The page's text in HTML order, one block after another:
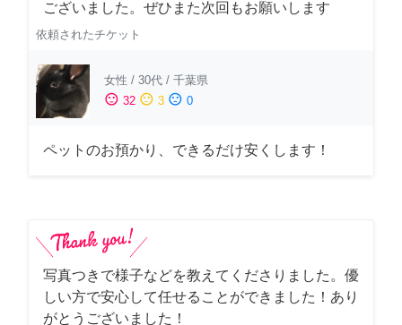
ございました。ぜひまた次回もお願いします
依頼されたチケット
女性 / 30代 / 千葉県
sentiment_satisfied 32 sentiment_neutral 3 sentiment_dissatisfied 0
ペットのお預かり、できるだけ安くします！
写真つきで様子などを教えてくださりました。優
しい方で安心して任せることができました！あり
がとうございました！